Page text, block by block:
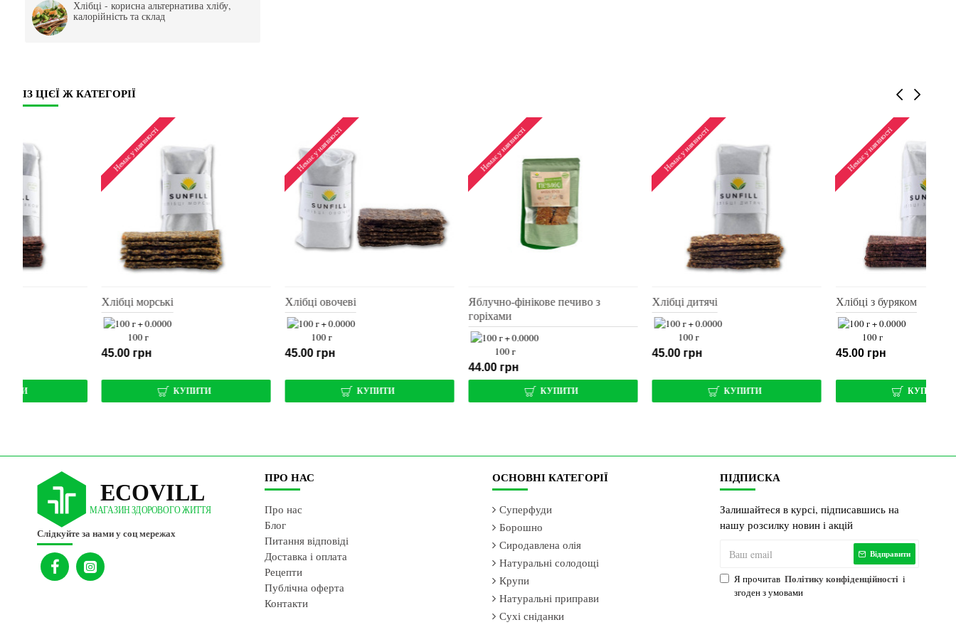
Хлібці - корисна альтернатива хлібу,
калорійність та склад
ІЗ ЦІЄЇ Ж КАТЕГОРІЇ
Немає у наявності
Хлібці з буряком Хлібці овочеві
Немає у наявності
Яблучно-фінікове печиво з
Слідкуйте за нами у соц мережах
ПРО НАС
Про нас
Блог
Питання відповіді
Доставка і оплата
Рецепти
Публічна оферта
Контакти
ОСНОВНІ КАТЕГОРІЇ
Суперфуди
Борошно
Сиродавлена олія
Натуральні солодощі
Крупи
Натуральні приправи
Сухі сніданки
ПІДПИСКА
Залишайтеся в курсі, підписавшись на
нашу розсилку новин і акцій
Відправити
Я прочитав Політику конфіденційності і
згоден з умовами